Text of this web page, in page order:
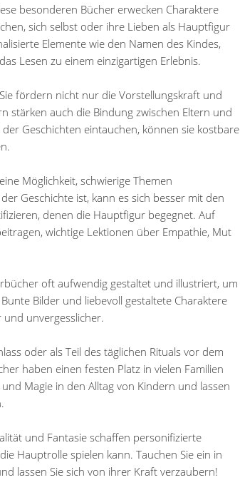
besonderen Bücher erwecken Charaktere
sich selbst oder ihre Lieben als Hauptfigur
Elemente wie den Namen des Kindes,
Lesen zu einem einzigartigen Erlebnis.
fördern nicht nur die Vorstellungskraft und
stärken auch die Bindung zwischen Eltern und
Geschichten eintauchen, können sie kostbare
Möglichkeit, schwierige Themen
Geschichte ist, kann es sich besser mit den
denen die Hauptfigur begegnet. Auf
wichtige Lektionen über Empathie, Mut
oft aufwendig gestaltet und illustriert, um
Bilder und liebevoll gestaltete Charaktere
unvergesslicher.
oder als Teil des täglichen Rituals vor dem
haben einen festen Platz in vielen Familien
Magie in den Alltag von Kindern und lassen
und Fantasie schaffen personifizierte
Hauptrolle spielen kann. Tauchen Sie ein in
lassen Sie sich von ihrer Kraft verzaubern!